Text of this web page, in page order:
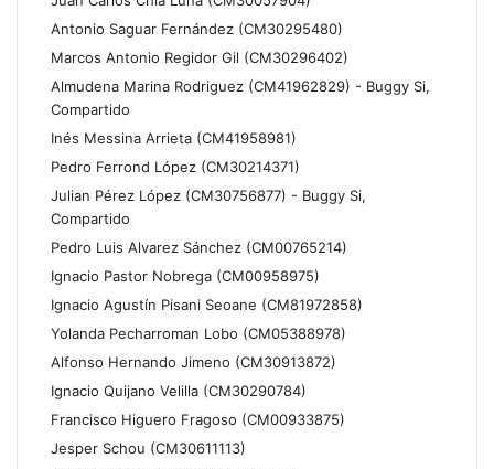
Antonio Saguar Fernández (CM30295480)
Marcos Antonio Regidor Gil (CM30296402)
Almudena Marina Rodriguez (CM41962829) - Buggy Si,
Compartido
Inés Messina Arrieta (CM41958981)
Pedro Ferrond López (CM30214371)
Julian Pérez López (CM30756877) - Buggy Si,
Compartido
Pedro Luis Alvarez Sánchez (CM00765214)
Ignacio Pastor Nobrega (CM00958975)
Ignacio Agustín Pisani Seoane (CM81972858)
Yolanda Pecharroman Lobo (CM05388978)
Alfonso Hernando Jimeno (CM30913872)
Ignacio Quijano Velilla (CM30290784)
Francisco Higuero Fragoso (CM00933875)
Jesper Schou (CM30611113)